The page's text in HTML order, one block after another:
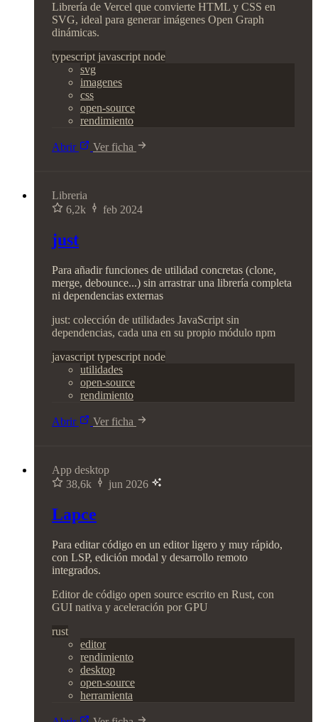
Librería de Vercel que convierte HTML y CSS en
SVG, ideal para generar imágenes Open Graph
dinámicas.
typescript javascript node
svg
imagenes
css
open-source
rendimiento
Abrir Ver ficha
Libreria
6,2k
feb 2024
just
Para añadir funciones de utilidad concretas (clone,
merge, debounce...) sin arrastrar una librería completa
ni dependencias externas
just: colección de utilidades JavaScript sin
dependencias, cada una en su propio módulo npm
javascript typescript node
utilidades
open-source
rendimiento
Abrir Ver ficha
App desktop
38,6k
jun 2026
Lapce
Para editar código en un editor ligero y muy rápido,
con LSP, edición modal y desarrollo remoto
integrados.
Editor de código open source escrito en Rust, con
GUI nativa y aceleración por GPU
rust
editor
rendimiento
desktop
open-source
herramienta